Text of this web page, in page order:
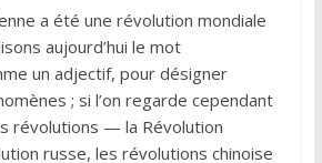
a été une révolution mondiale
aujourd’hui le mot
un adjectif, pour désigner
; si l’on regarde cependant
révolutions — la Révolution
russe, les révolutions chinoise